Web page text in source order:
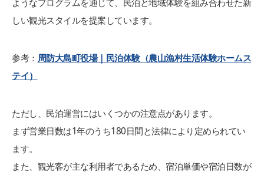
ようなプログラムを通じて、民泊と地域体験を組み合わせた新
しい観光スタイルを提案しています。
参考： 周防大島町役場｜民泊体験（農山漁村生活体験ホームス
テイ）
ただし、民泊運営にはいくつかの注意点があります。
まず営業日数は1年のうち180日間と法律により定められてい
ます。
また、観光客が主な利用者であるため、宿泊単価や宿泊日数が